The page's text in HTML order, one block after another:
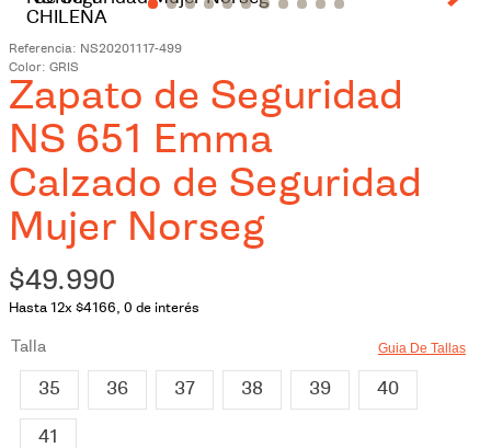
Referencia: NS20201117-499
Color
GRIS
Zapato de Seguridad
NS 651 Emma
Calzado de Seguridad
Mujer Norseg
$49.990
Hasta 12x $4166, 0 de interés
Guia De Tallas
Talla
35 36 37 38 39 40
41
5.
ontario
6.
lisboa
7
sintra
8.
katrina
chaleco lópez